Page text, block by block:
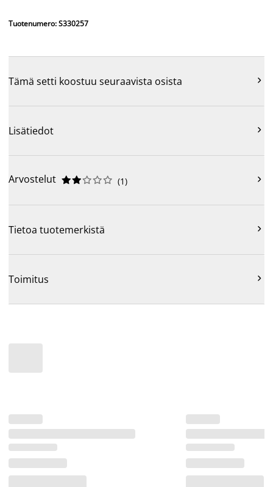
Tuotenumero: S330257
Tämä setti koostuu seuraavista osista 
Lisätiedot 
Arvostelut 




 (1) 
Tietoa tuotemerkistä 
Toimitus 